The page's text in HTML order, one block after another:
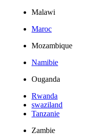
Malawi
Maroc
Mozambique
Namibie
Ouganda
Rwanda
swaziland
Tanzanie
Zambie